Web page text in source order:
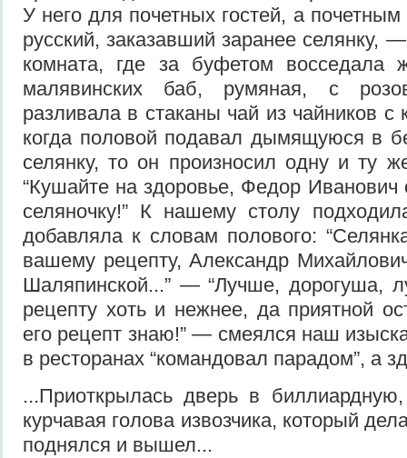
У него для почетных гостей, а
русский, заказавший заранее селянку,
комната, где за буфетом восседала
малявинских баб, румяная, с
разливала в стаканы чай из чайников
когда половой подавал дымящуюся в
селянку, то он произносил одну и ту
“Кушайте на здоровье, Федор Иванович
селяночку!” К нашему столу
добавляла к словам полового:
вашему рецепту, Александр
Шаляпинской...” — “Лучше, дорогуша,
рецепту хоть и нежнее, да приятной
его рецепт знаю!” — смеялся наш
в ресторанах “командовал парадом”, а
...Приоткрылась дверь в биллиардную,
курчавая голова извозчика, который
поднялся и вышел...